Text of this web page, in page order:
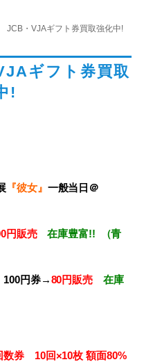
・VJAギフト券買取強化中!
ギフト券買取
!
『彼女』 一般当日＠
円販売在庫豊富!! （青
100円券→80円販売 在庫
数券 10回×10枚額面80%